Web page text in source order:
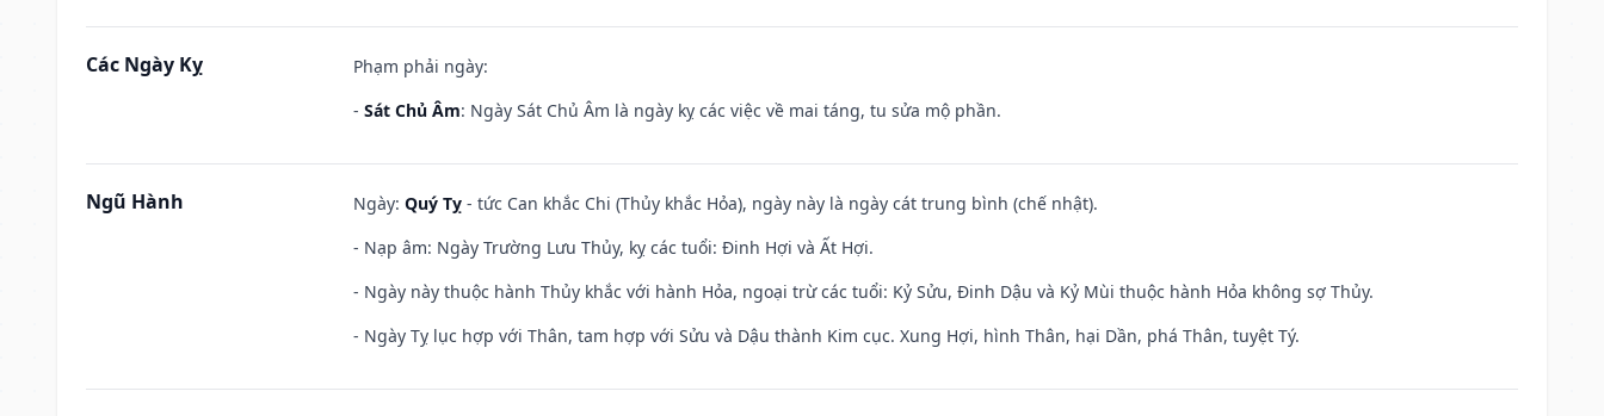
Các Ngày Kỵ
Phạm phải ngày:
- Sát Chủ Âm: Ngày Sát Chủ Âm là ngày kỵ các việc về mai táng, tu sửa mộ phần.
Ngũ Hành Ngày: Quý Tỵ - tức Can khắc Chi (Thủy khắc Hỏa), ngày này là ngày cát trung bình (chế nhật).
- Nạp âm: Ngày Trường Lưu Thủy, kỵ các tuổi: Đinh Hợi và Ất Hợi.
- Ngày này thuộc hành Thủy khắc với hành Hỏa, ngoại trừ các tuổi: Kỷ Sửu, Đinh Dậu và Kỷ Mùi thuộc hành Hỏa không sợ Thủy.
- Ngày Tỵ lục hợp với Thân, tam hợp với Sửu và Dậu thành Kim cục. Xung Hợi, hình Thân, hại Dần, phá Thân, tuyệt Tý.